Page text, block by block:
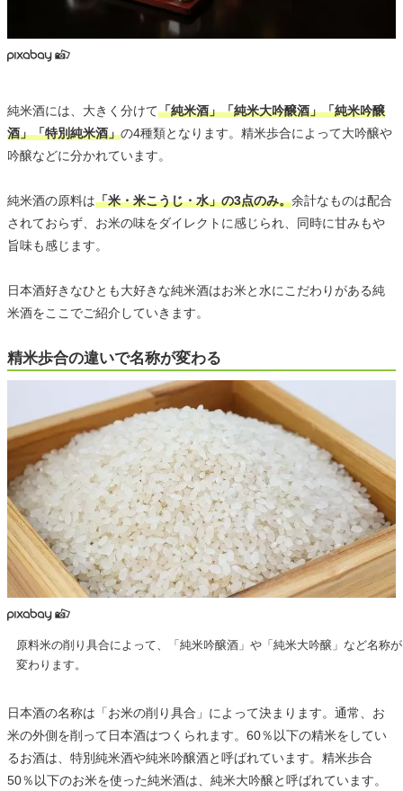
純米酒には、大きく分けて「純米酒」「純米大吟醸酒」「純米吟醸
酒」「特別純米酒」の4種類となります。精米歩合によって大吟醸や
吟醸などに分かれています。
純米酒の原料は「米・米こうじ・水」の3点のみ。余計なものは配合
されておらず、お米の味をダイレクトに感じられ、同時に甘みもや
旨味も感じます。
日本酒好きなひとも大好きな純米酒はお米と水にこだわりがある純
米酒をここでご紹介していきます。
精米歩合の違いで名称が変わる
原料米の削り具合によって、「純米吟醸酒」や「純米大吟醸」など名称が
変わります。
日本酒の名称は「お米の削り具合」によって決まります。通常、お
米の外側を削って日本酒はつくられます。60％以下の精米をしてい
るお酒は、特別純米酒や純米吟醸酒と呼ばれています。精米歩合
50％以下のお米を使った純米酒は、純米大吟醸と呼ばれています。